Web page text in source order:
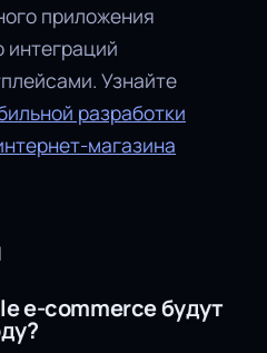
приложения
интеграций
Узнайте
разработки
магазина
e-commerce будут